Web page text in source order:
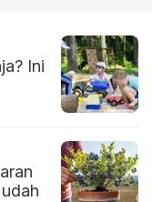
Ini